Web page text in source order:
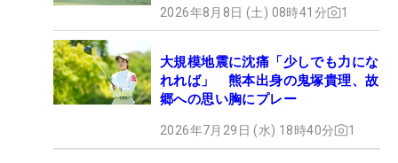
2026年8月8日 (土) 08時41分 1
大規模地震に沈痛「少しでも力にな
れれば」 熊本出身の鬼塚貴理、故
郷への思い胸にプレー
2026年7月29日 (水) 18時40分 1